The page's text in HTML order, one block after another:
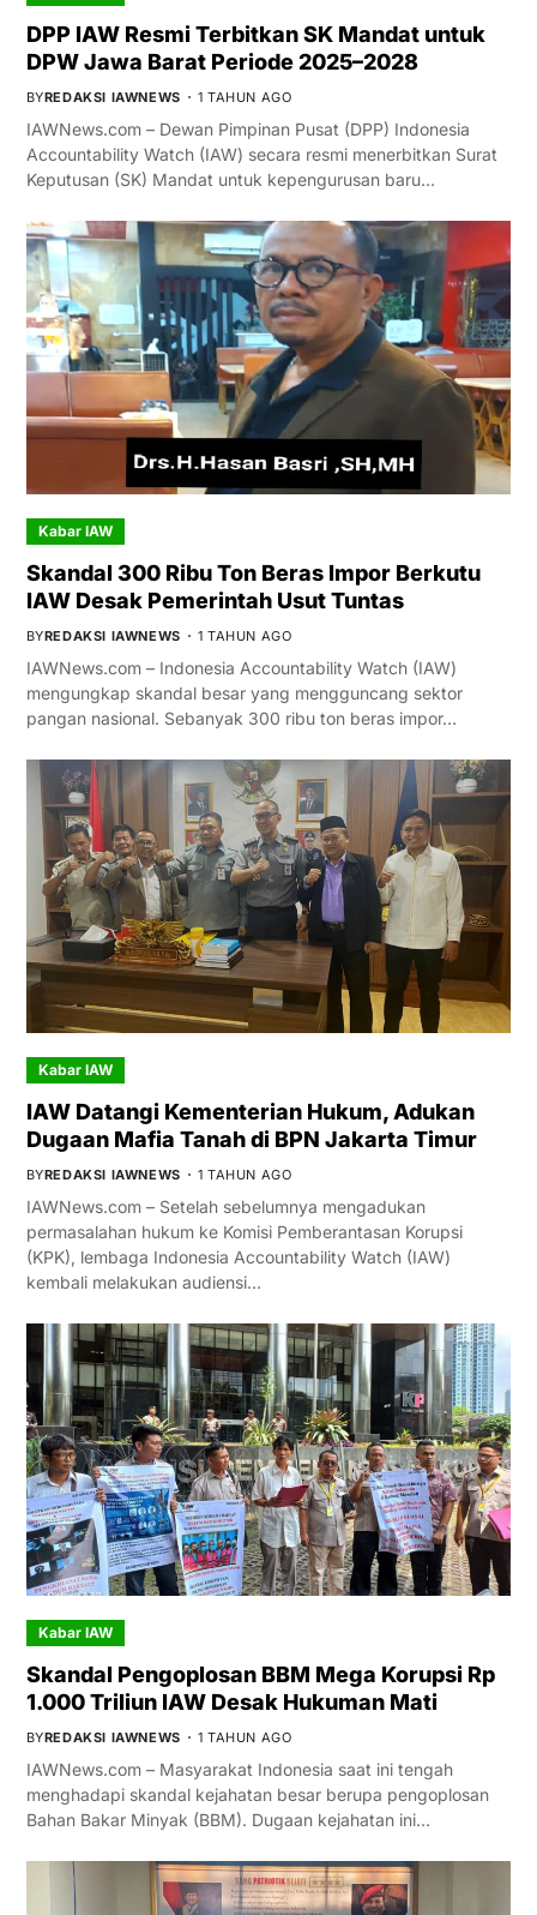
DPP IAW Resmi Terbitkan SK Mandat untuk
DPW Jawa Barat Periode 2025–2028
BYREDAKSI IAWNEWS 1 TAHUN AGO
IAWNews.com – Dewan Pimpinan Pusat (DPP) Indonesia
Accountability Watch (IAW) secara resmi menerbitkan Surat
Keputusan (SK) Mandat untuk kepengurusan baru…
Kabar IAW
Skandal 300 Ribu Ton Beras Impor Berkutu
IAW Desak Pemerintah Usut Tuntas
BYREDAKSI IAWNEWS 1 TAHUN AGO
IAWNews.com – Indonesia Accountability Watch (IAW)
mengungkap skandal besar yang mengguncang sektor
pangan nasional. Sebanyak 300 ribu ton beras impor…
Kabar IAW
IAW Datangi Kementerian Hukum, Adukan
Dugaan Mafia Tanah di BPN Jakarta Timur
BYREDAKSI IAWNEWS 1 TAHUN AGO
IAWNews.com – Setelah sebelumnya mengadukan
permasalahan hukum ke Komisi Pemberantasan Korupsi
(KPK), lembaga Indonesia Accountability Watch (IAW)
kembali melakukan audiensi…
Kabar IAW
Skandal Pengoplosan BBM Mega Korupsi Rp
1.000 Triliun IAW Desak Hukuman Mati
BYREDAKSI IAWNEWS 1 TAHUN AGO
IAWNews.com – Masyarakat Indonesia saat ini tengah
menghadapi skandal kejahatan besar berupa pengoplosan
Bahan Bakar Minyak (BBM). Dugaan kejahatan ini…